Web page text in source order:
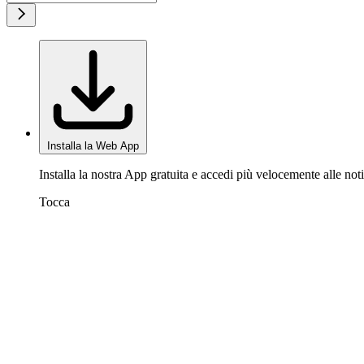
Installa la Web App
Installa la nostra App gratuita e accedi più velocemente alle
Tocca